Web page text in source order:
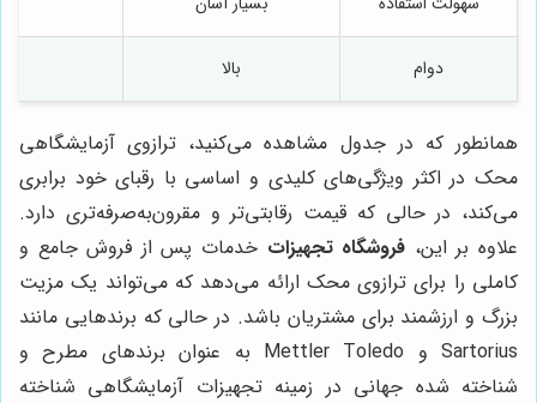
دوام بالا
همانطور که در جدول مشاهده می‌کنید، ترازوی آزمایشگاهی
محک در اکثر ویژگی‌های کلیدی و اساسی با رقبای خود برابری
می‌کند، در حالی که قیمت رقابتی‌تر و مقرون‌به‌صرفه‌تری دارد.
علاوه بر این، فروشگاه تجهیزات خدمات پس از فروش جامع و
کاملی را برای ترازوی محک ارائه می‌دهد که می‌تواند یک مزیت
بزرگ و ارزشمند برای مشتریان باشد. در حالی که برندهایی مانند
Sartorius و Mettler Toledo به عنوان برندهای مطرح و
شناخته شده جهانی در زمینه تجهیزات آزمایشگاهی شناخته